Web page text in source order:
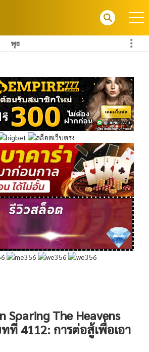
พุธ
Soaring The Heavens
ที่ 4112: การต่อสู้เพื่อเอา